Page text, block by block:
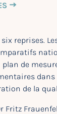
six reprises.
de
dans
de la
Fritz